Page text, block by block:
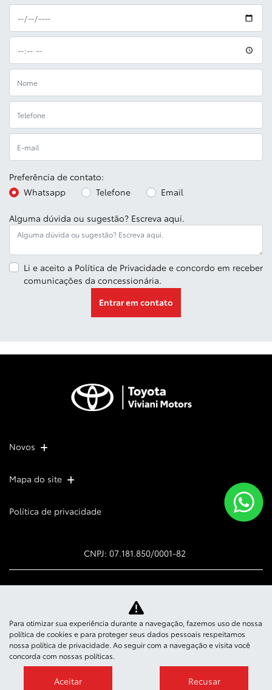
Preferência de contato:
Whatsapp
Telefone Email
Alguma dúvida ou sugestão? Escreva aqui.
Li e aceito a Política de Privacidade e concordo em receber
comunicações da concessionária.
Entrar em contato
Novos
Mapa do site
Política de privacidade
CNPJ: 07.181.850/0001-82
No trânsito, enxergar o outro
salva vidas.
Para otimizar sua experiência durante a navegação, fazemos uso de nossa
política de cookies e para proteger seus dados pessoais respeitamos
nossa política de privacidade . Ao seguir com a navegação e visita você
concorda com nossas políticas.
Aceitar Recusar